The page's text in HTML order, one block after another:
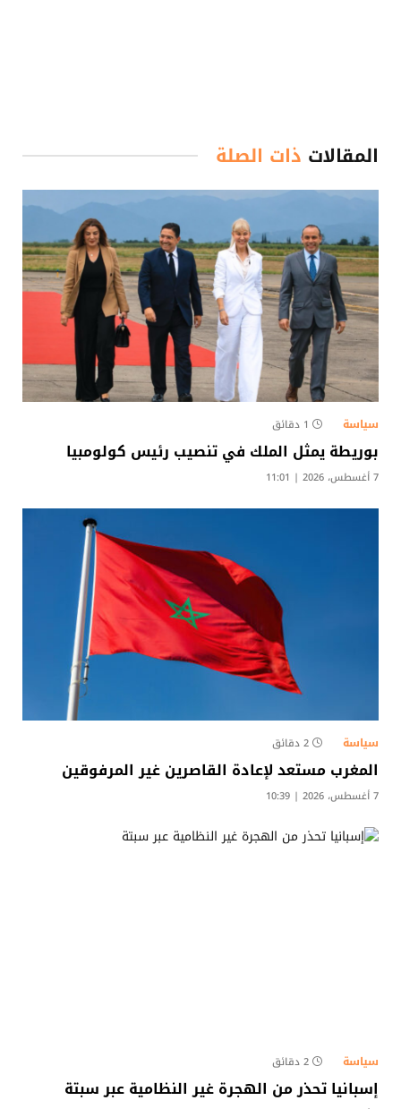
المقالات ذات الصلة
سياسة 1 دقائق
بوريطة يمثل الملك في تنصيب رئيس كولومبيا
7 أغسطس، 2026 | 11:01
سياسة 2 دقائق
المغرب مستعد لإعادة القاصرين غير المرفوقين
7 أغسطس، 2026 | 10:39
سياسة 2 دقائق
إسبانيا تحذر من الهجرة غير النظامية عبر سبتة